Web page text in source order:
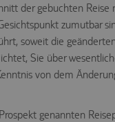
der gebuchten Reise
zumutbar
soweit die
Sie über
von dem
genannten